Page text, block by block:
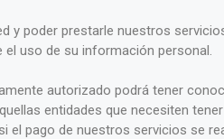
poder prestarle nuestros
el uso de su información personal.
autorizado podrá tener
entidades que necesiten
pago de nuestros servicios se